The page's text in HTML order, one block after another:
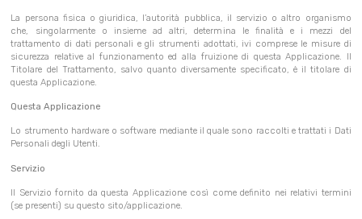
La persona fisica o giuridica, l’autorità pubblica, il servizio o altro organismo
che, singolarmente o insieme ad altri, determina le finalità e i mezzi del
trattamento di dati personali e gli strumenti adottati, ivi comprese le misure di
sicurezza relative al funzionamento ed alla fruizione di questa Applicazione. Il
Titolare del Trattamento, salvo quanto diversamente specificato, è il titolare di
questa Applicazione.
Questa Applicazione
Lo strumento hardware o software mediante il quale sono raccolti e trattati i Dati
Personali degli Utenti.
Servizio
Il Servizio fornito da questa Applicazione così come definito nei relativi termini
(se presenti) su questo sito/applicazione.